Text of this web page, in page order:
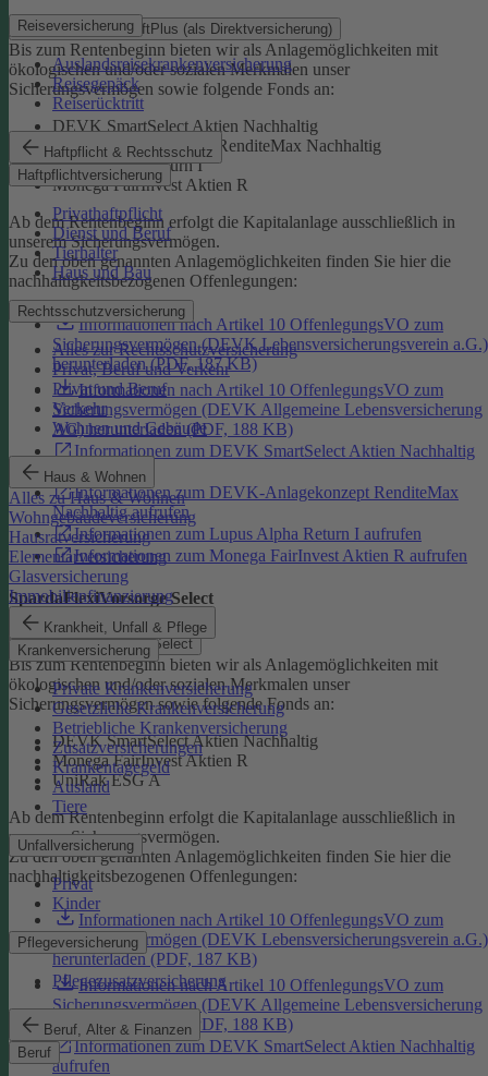
Reiseversicherung
Auslandsreisekrankenversicherung
Reisegepäck
Reiserücktritt
Haftpflicht & Rechtsschutz
Haftpflichtversicherung
Privathaftpflicht
Dienst und Beruf
Tierhalter
Haus und Bau
Rechtsschutzversicherung
Alles zur Rechtsschutzversicherung
Privat, Beruf und Verkehr
Privat und Beruf
Verkehr
Wohnen und Gebäude
Haus & Wohnen
Alles zu Haus & Wohnen
Wohngebäudeversicherung
Hausratversicherung
Elementarversicherung
Glasversicherung
Immobilienfinanzierung
Krankheit, Unfall & Pflege
Krankenversicherung
Private Krankenversicherung
Gesetzliche Krankenversicherung
Betriebliche Krankenversicherung
Zusatzversicherungen
Krankentagegeld
Ausland
Tiere
Unfallversicherung
Privat
Kinder
Pflegeversicherung
Pflegezusatzversicherung
Beruf, Alter & Finanzen
Beruf
DEVK-Rente ZukunftPlus (als Direktversicherung)
Bis zum Rentenbeginn bieten wir als Anlagemöglichkeiten mit
ökologischen und/oder sozialen Merkmalen unser
Sicherungsvermögen sowie folgende Fonds an:
DEVK SmartSelect Aktien Nachhaltig
DEVK-Anlagekonzept RenditeMax Nachhaltig
Lupus Alpha Return I
Monega FairInvest Aktien R
Ab dem Rentenbeginn erfolgt die Kapitalanlage ausschließlich in
unserem Sicherungsvermögen.
Zu den oben genannten Anlagemöglichkeiten finden Sie hier die
nachhaltigkeitsbezogenen Offenlegungen:
Informationen nach Artikel 10 OffenlegungsVO zum
Sicherungsvermögen (DEVK Lebensversicherungsverein a.G.)
herunterladen (PDF, 187 KB)
Informationen nach Artikel 10 OffenlegungsVO zum
Sicherungsvermögen (DEVK Allgemeine Lebensversicherung
AG) herunterladen (PDF, 188 KB)
Informationen zum DEVK SmartSelect Aktien Nachhaltig
aufrufen
Informationen zum DEVK-Anlagekonzept RenditeMax
Nachhaltig aufrufen
Informationen zum Lupus Alpha Return I aufrufen
Informationen zum Monega FairInvest Aktien R aufrufen
SpardaFlexiVorsorge Select
SpardaFlexiVorsorge Select
Bis zum Rentenbeginn bieten wir als Anlagemöglichkeiten mit
ökologischen und/oder sozialen Merkmalen unser
Sicherungsvermögen sowie folgende Fonds an:
DEVK SmartSelect Aktien Nachhaltig
Monega FairInvest Aktien R
UniRak ESG A
Ab dem Rentenbeginn erfolgt die Kapitalanlage ausschließlich in
unserem Sicherungsvermögen.
Zu den oben genannten Anlagemöglichkeiten finden Sie hier die
nachhaltigkeitsbezogenen Offenlegungen:
Informationen nach Artikel 10 OffenlegungsVO zum
Sicherungsvermögen (DEVK Lebensversicherungsverein a.G.)
herunterladen (PDF, 187 KB)
Informationen nach Artikel 10 OffenlegungsVO zum
Sicherungsvermögen (DEVK Allgemeine Lebensversicherung
AG) herunterladen (PDF, 188 KB)
Informationen zum DEVK SmartSelect Aktien Nachhaltig
aufrufen